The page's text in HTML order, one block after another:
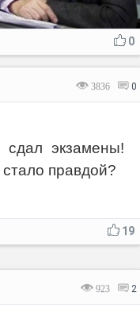
0
3836 0
экзамены!
правдой?
19
923 2